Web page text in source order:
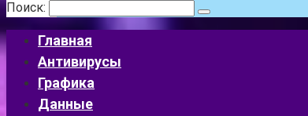
Поиск:
Главная
Антивирусы
Графика
Данные